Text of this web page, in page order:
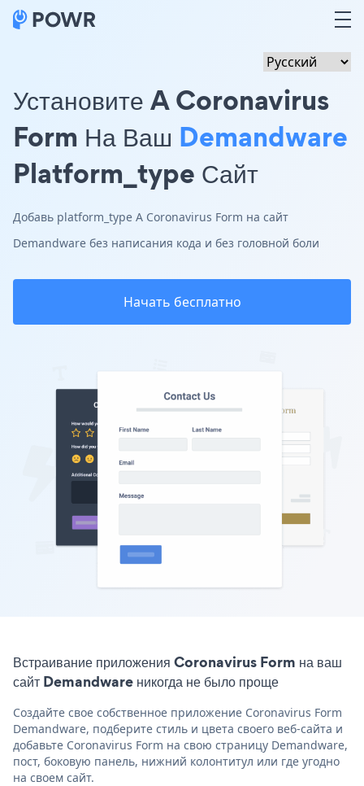
Установите A Coronavirus
Form На Ваш Demandware
Platform_type Сайт
Добавь platform_type A Coronavirus Form на сайт
Demandware без написания кода и без головной боли
Начать бесплатно
Встраивание приложения Coronavirus Form на ваш
сайт Demandware никогда не было проще
Создайте свое собственное приложение Coronavirus Form
Demandware, подберите стиль и цвета своего веб-сайта и
добавьте Coronavirus Form на свою страницу Demandware,
пост, боковую панель, нижний колонтитул или где угодно
на своем сайт.